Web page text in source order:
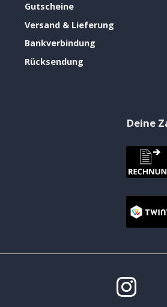
Gutscheine
Versand & Lieferung
Bankverbindung
Rücksendung
Deine